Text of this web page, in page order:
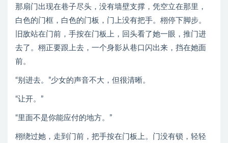
那扇门出现在巷子尽头，没有墙壁支撑，凭空立在那里，
白色的门框，白色的门板，门上没有把手。栩停下脚步。
旧敌站在门前，手按在门板上，回头看了她一眼，推门进
去了。栩正要跟上去，一个身影从巷口闪出来，挡在她面
前。
“别进去。”少女的声音不大，但很清晰。
“让开。”
“里面不是你能应付的地方。”
栩绕过她，走到门前，把手按在门板上。门没有锁，轻轻